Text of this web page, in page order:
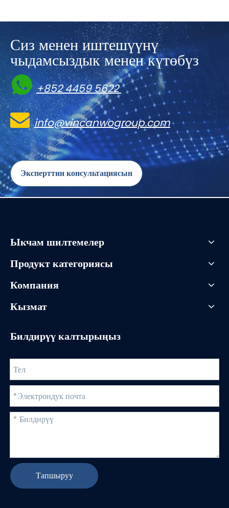
Сиз менен иштешүүнү
чыдамсыздык менен күтөбүз
 +852 4459 5622
 info@vincanwogroup.com
Эксперттин консультациясын
сураңыз
Ыкчам шилтемелер
Продукт категориясы
Компания
Кызмат
Билдирүү калтырыңыз
Тапшыруу